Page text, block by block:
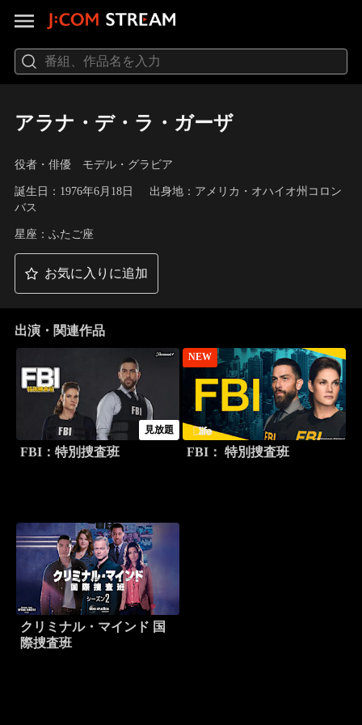
アラナ・デ・ラ・ガーザ
役者・俳優 モデル・グラビア
誕生日：1976年6月18日
出身地：アメリカ・オハイオ州コロン
バス
星座：ふたご座
お気に入りに追加
出演・関連作品
見放題
FBI：特別捜査班
NEW
FBI： 特別捜査班
クリミナル・マインド 国
際捜査班